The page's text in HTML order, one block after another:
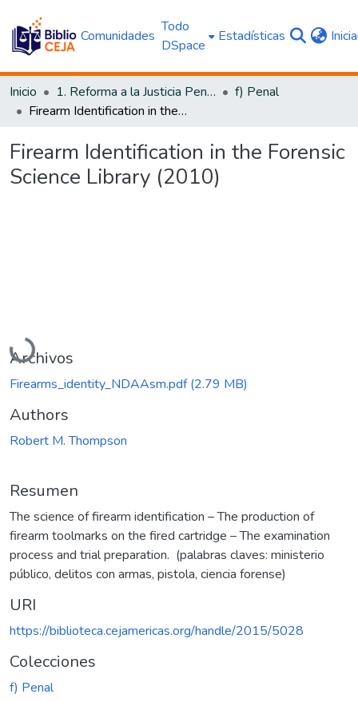
Comunidades
Todo
DSpace
Estadísticas
Inicio 1. Reforma a la Justicia Penal
f) Penal
Firearm Identification in the Forensic Science Library (2010)
Firearm Identification in the Forensic
Science Library (2010)
Cargando...
Archivos
Firearms_identity_NDAAsm.pdf(2.79 MB)
Authors
Robert M. Thompson
Resumen
The science of firearm identification – The production of
firearm toolmarks on the fired cartridge – The examination
process and trial preparation. (palabras claves: ministerio
público, delitos con armas, pistola, ciencia forense)
URI
https://biblioteca.cejamericas.org/handle/2015/5028
Colecciones
f) Penal